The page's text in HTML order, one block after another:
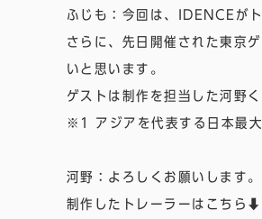
ふじも：今回は、IDENCEが
さらに、先日開催された東京
いと思います。
ゲストは制作を担当した河野
※1 アジアを代表する日本最
河野：よろしくお願いします。
制作したトレーラーはこちら⬇️